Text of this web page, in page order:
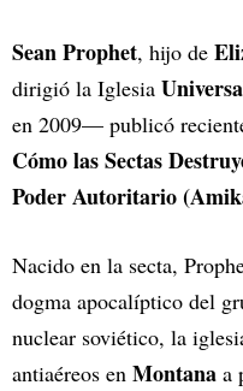
Sean Prophet, hijo de
dirigió la Iglesia
en 2009— publicó
Cómo las Sectas
Poder Autoritario
Nacido en la secta,
dogma apocalíptico del
nuclear soviético, la
antiaéreos en Montana a